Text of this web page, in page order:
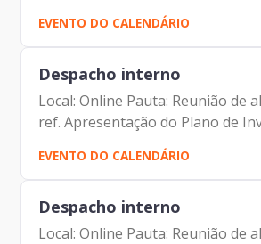
Participantes: Johann Nogueira
Domingues Moure Varela Malde
Boas
EVENTO DO CALENDÁRIO
Despacho interno
Local: Online Pauta: Reunião de
ref. Apresentação do Plano de
para o Conselho Fiscal
Gedanken Johann Nogueira
Pereira Leite
EVENTO DO CALENDÁRIO
Despacho interno
Local: Online Pauta: Reunião de